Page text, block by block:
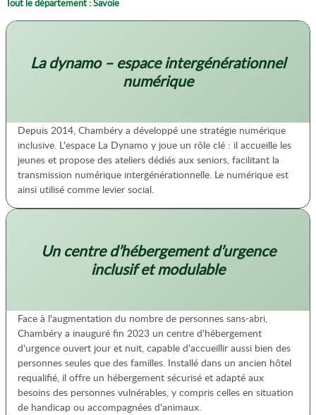
Tout le département : Savoie
La dynamo – espace intergénérationnel
numérique
Depuis 2014, Chambéry a développé une stratégie numérique
inclusive. L'espace La Dynamo y joue un rôle clé : il accueille les
jeunes et propose des ateliers dédiés aux seniors, facilitant la
transmission numérique intergénérationnelle. Le numérique est
ainsi utilisé comme levier social.
Un centre d’hébergement d’urgence
inclusif et modulable
Face à l'augmentation du nombre de personnes sans-abri,
Chambéry a inauguré fin 2023 un centre d'hébergement
d'urgence ouvert jour et nuit, capable d'accueillir aussi bien des
personnes seules que des familles. Installé dans un ancien hôtel
requalifié, il offre un hébergement sécurisé et adapté aux
besoins des personnes vulnérables, y compris celles en situation
de handicap ou accompagnées d'animaux.